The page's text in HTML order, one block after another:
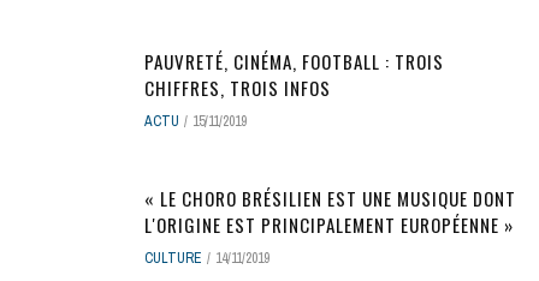
PAUVRETÉ, CINÉMA, FOOTBALL : TROIS
CHIFFRES, TROIS INFOS
ACTU 15/11/2019
« LE CHORO BRÉSILIEN EST UNE MUSIQUE DONT
L'ORIGINE EST PRINCIPALEMENT EUROPÉENNE »
CULTURE 14/11/2019